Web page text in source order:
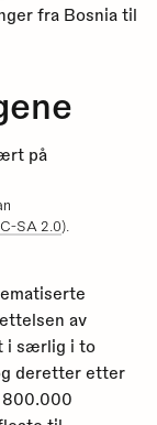
fra Bosnia til
SA 2.0).
av
i særlig i to
deretter etter
800.000